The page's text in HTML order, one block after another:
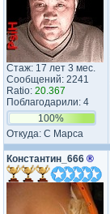
Стаж: 17 лет 3 мес.
Сообщений: 2241
Ratio: 20.367
Поблагодарили: 4
100%
Откуда: С Марса
Константин_666 ®